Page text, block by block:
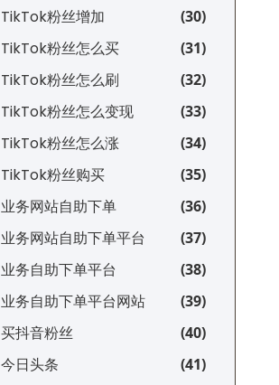
TikTok粉丝增加
TikTok粉丝怎么买
TikTok粉丝怎么刷
TikTok粉丝怎么变现
TikTok粉丝怎么涨
TikTok粉丝购买
业务网站自助下单
业务网站自助下单平台
业务自助下单平台
业务自助下单平台网站
买抖音粉丝
今日头条